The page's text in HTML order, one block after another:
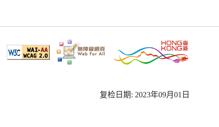
复检日期: 2023年09月01日